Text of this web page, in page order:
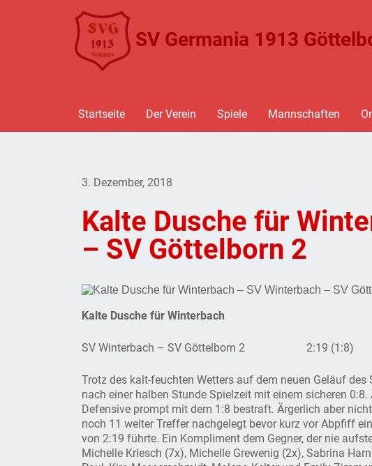
SV Germania 1913
Startseite Der Verein Spiele Mannschaften
3. Dezember, 2018
Kalte Dusche für
– SV Göttelborn 2
Kalte Dusche für Winterbach
SV Winterbach – SV Göttelborn 2 2:19 (1:8)
Trotz des kalt-feuchten Wetters auf dem neuen Geläuf
nach einer halben Stunde Spielzeit mit einem sicheren
Defensive prompt mit dem 1:8 bestraft. Ärgerlich aber
noch 11 weiter Treffer nachgelegt bevor kurz vor Abpfiff
von 2:19 führte. Ein Kompliment dem Gegner, der nie
Michelle Kriesch (7x), Michelle Grewenig (2x), Sabrina